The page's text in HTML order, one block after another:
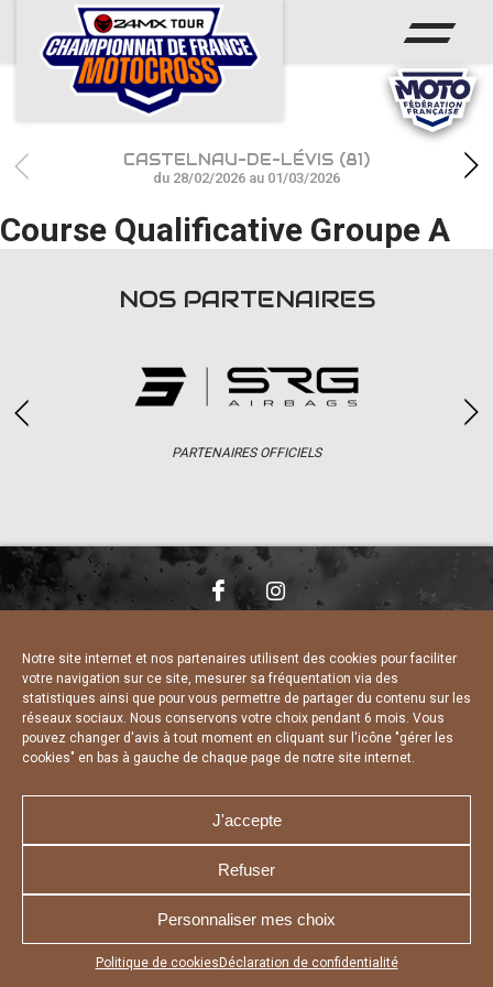
Notre site internet et nos partenaires utilisent des cookies pour faciliter
votre navigation sur ce site, mesurer sa fréquentation via des
statistiques ainsi que pour vous permettre de partager du contenu sur les
réseaux sociaux. Nous conservons votre choix pendant 6 mois. Vous
pouvez changer d'avis à tout moment en cliquant sur l'icône "gérer les
cookies" en bas à gauche de chaque page de notre site internet.
J'accepte
Refuser
Personnaliser mes choix
Politique de cookies Déclaration de confidentialité
Appuyez sur le bouton partager en bas de votre
ACCUEIL
ACTUS
CALENDRIER
RÉSULTATS
PHOTOS / WEB TV
CASTELNAU-DE-LÉVIS (81)
du 28/02/2026 au 01/03/2026
Course Qualificative Groupe A
NOS PARTENAIRES
PARTENAIRES OFFICIELS
CHARTE DE CONFIDENTIALITÉ
DÉCLARATION DE CONFIDENTIALITÉ
POLITIQUE D’UTILISATION DES COOKIES
RÉALISÉ PAR L’AGENCE WEB A3 WEB